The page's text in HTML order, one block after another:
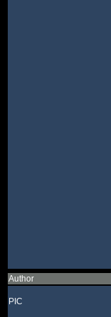
Author
PIC